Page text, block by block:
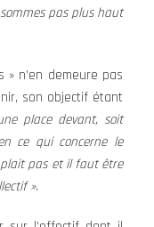
pas plus haut
n’en demeure pas
son objectif étant
place devant, soit
ce qui concerne le
plait pas et il faut être
».